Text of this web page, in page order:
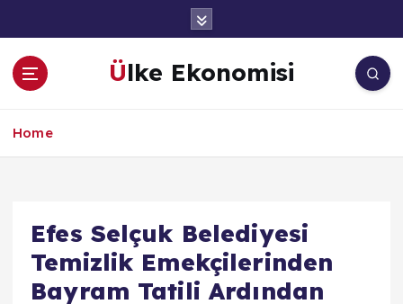
a
Ülke Ekonomisi
Home
Efes Selçuk Belediyesi
Temizlik Emekçilerinden
Bayram Tatili Ardından